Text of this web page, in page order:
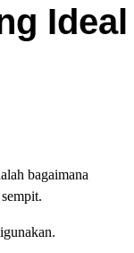
Ideal
bagaimana